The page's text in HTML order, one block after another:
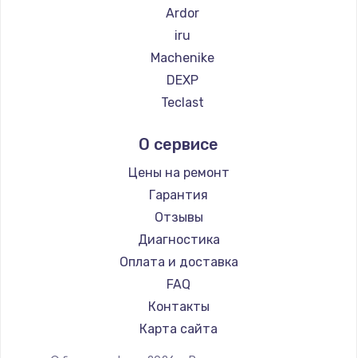
Замена электронных компонентов
1900 руб.
Заказать
Установка системы macOS
1000 руб.
Заказать
Замена конденсаторов
2800 руб.
Заказать
Замена кнопок
Ardor
iru
Machenike
DEXP
Teclast
Beelink
CHUWI
О сервисе
Цены на ремонт
Гарантия
Отзывы
Диагностика
Оплата и доставка
FAQ
Контакты
Карта сайта